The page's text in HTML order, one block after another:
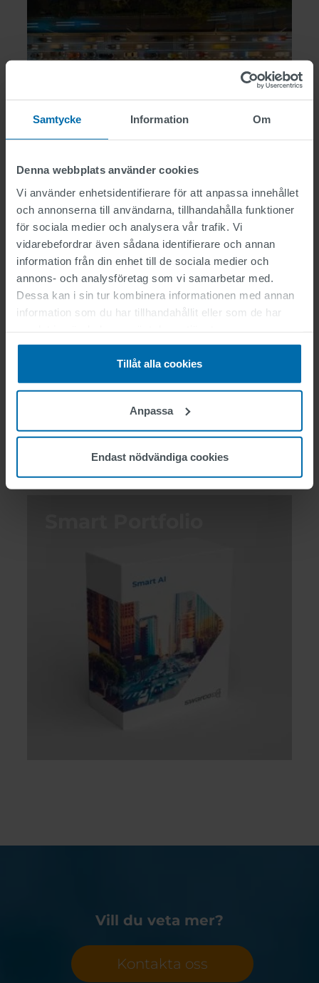
Samtycke Information Om
Denna webbplats använder cookies
Vi använder enhetsidentifierare för att anpassa innehållet
och annonserna till användarna, tillhandahålla funktioner
för sociala medier och analysera vår trafik. Vi
vidarebefordrar även sådana identifierare och annan
information från din enhet till de sociala medier och
annons- och analysföretag som vi samarbetar med.
Dessa kan i sin tur kombinera informationen med annan
information som du har tillhandahållit eller som de har
Tillåt alla cookies
Anpassa
Endast nödvändiga cookies
Annan programvara
Vill du veta mer?
Kontakta oss